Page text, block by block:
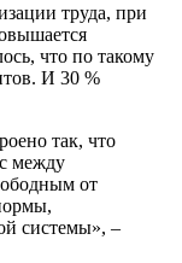
труда, при
что по такому
И 30 %
так, что
между
от
системы», –